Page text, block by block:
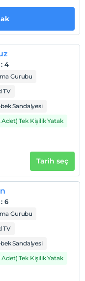
: 4
Gurubu
TV
Sandalyesi
Adet) Tek Kişilik Yatak
Tarih seç
: 6
Gurubu
TV
Sandalyesi
Adet) Tek Kişilik Yatak